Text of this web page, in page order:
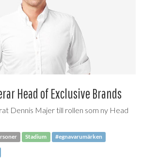
Head of Exclusive Brands
Dennis Majer till rollen som ny Head
Stadium #egnavarumärken